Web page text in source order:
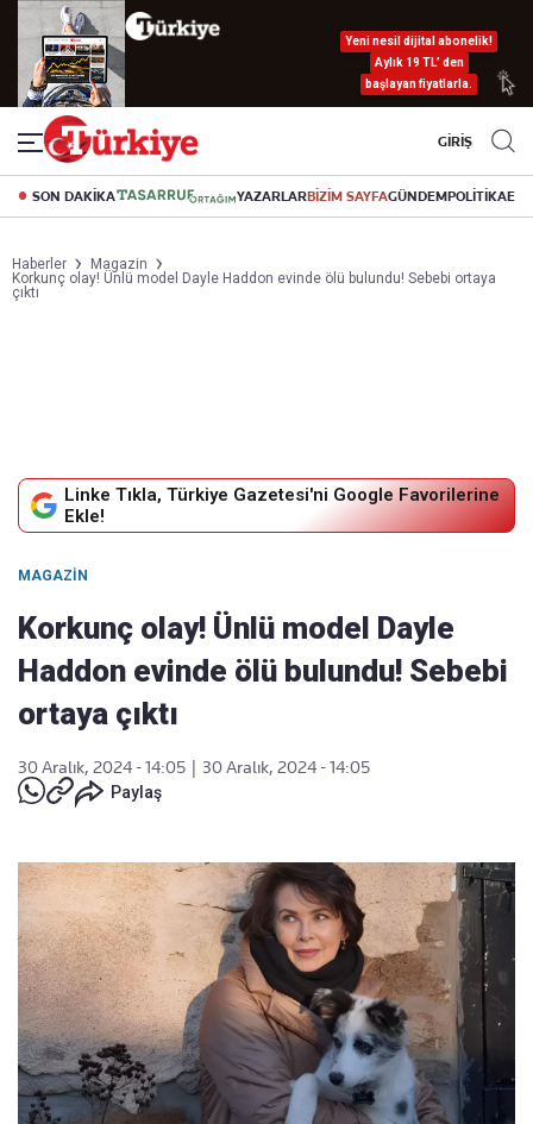
Yeni nesil dijital abonelik!
Aylık 19 TL’ den
başlayan fiyatlarla.
GİRİŞ
SON DAKİKA YAZARLARBİZİM SAYFAGÜNDEMPOLİTİKA
Haberler
Magazin
Korkunç olay! Ünlü model Dayle Haddon evinde ölü bulundu! Sebebi ortaya
çıktı
Linke Tıkla, Türkiye Gazetesi'ni Google Favorilerine
Ekle!
MAGAZIN
Korkunç olay! Ünlü model Dayle
Haddon evinde ölü bulundu! Sebebi
ortaya çıktı
30 Aralık, 2024 - 14:05
30 Aralık, 2024 - 14:05
Paylaş